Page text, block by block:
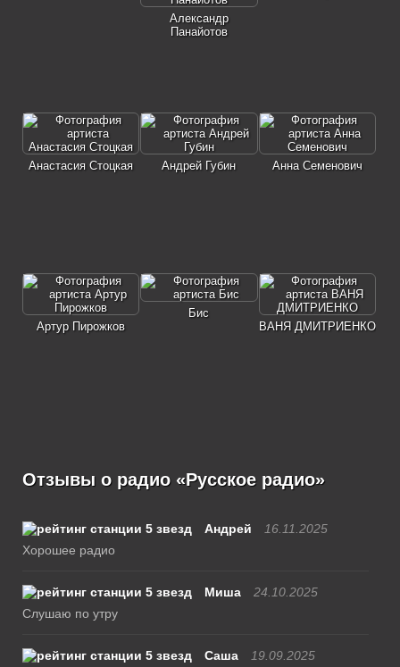
Александр
Панайотов
Анастасия Стоцкая Андрей Губин Анна Семенович
Артур Пирожков
Бис
ВАНЯ ДМИТРИЕНКО
Отзывы о радио «Русское радио»
Андрей
16.11.2025
Хорошее радио
Миша
24.10.2025
Слушаю по утру
Саша
19.09.2025